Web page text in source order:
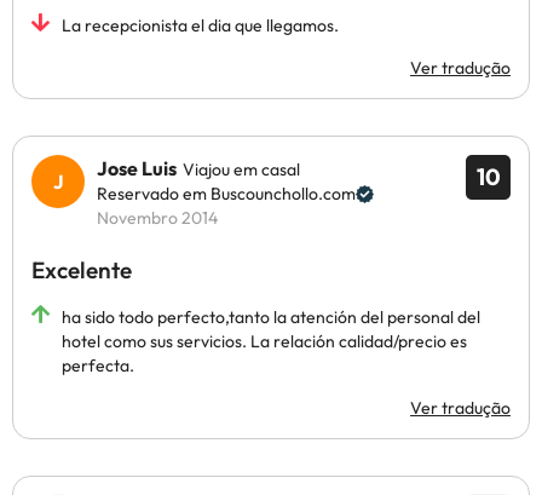
La recepcionista el dia que llegamos.
Ver tradução
10
Jose Luis Viajou em casal
Reservado em Buscounchollo.com
Novembro 2014
Excelente
ha sido todo perfecto,tanto la atención del personal del
hotel como sus servicios. La relación calidad/precio es
perfecta.
Ver tradução